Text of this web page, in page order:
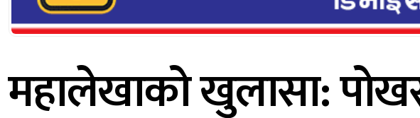
महालेखाको खुलासा: